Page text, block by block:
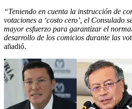
“Teniendo en cuenta la instrucción de
votaciones a ‘costo cero’, el Consulado
mayor esfuerzo para garantizar el
desarrollo de los comicios durante las
añadió.